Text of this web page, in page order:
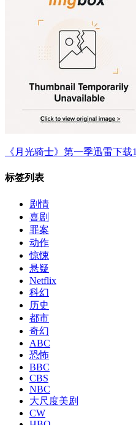
《月光骑士》第一季迅雷下
标签列表
剧情
喜剧
罪案
动作
惊悚
悬疑
Netflix
科幻
历史
都市
奇幻
ABC
恐怖
BBC
CBS
NBC
大尺度美剧
CW